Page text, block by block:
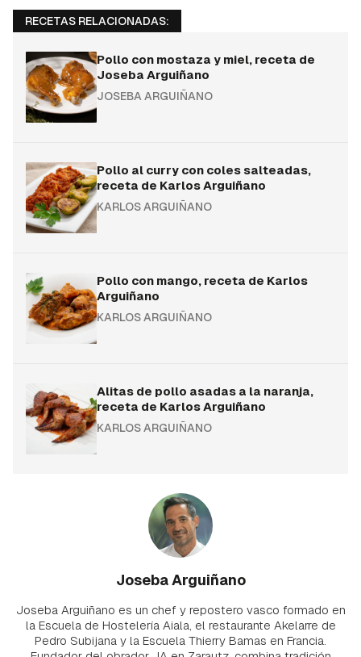
RECETAS RELACIONADAS:
Pollo con mostaza y miel, receta de
Joseba Arguiñano
JOSEBA ARGUIÑANO
Pollo al curry con coles salteadas,
receta de Karlos Arguiñano
KARLOS ARGUIÑANO
Pollo con mango, receta de Karlos
Arguiñano
KARLOS ARGUIÑANO
Alitas de pollo asadas a la naranja,
receta de Karlos Arguiñano
KARLOS ARGUIÑANO
Joseba Arguiñano
Joseba Arguiñano es un chef y repostero vasco formado en
la Escuela de Hostelería Aiala, el restaurante Akelarre de
Pedro Subijana y la Escuela Thierry Bamas en Francia.